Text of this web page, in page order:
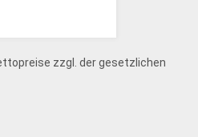
zzgl. der gesetzlichen